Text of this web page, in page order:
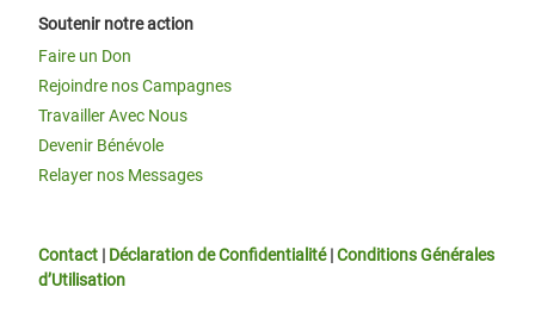
Soutenir notre action
Faire un Don
Rejoindre nos Campagnes
Travailler Avec Nous
Devenir Bénévole
Relayer nos Messages
Contact | Déclaration de Confidentialité|Conditions Générales
d’Utilisation